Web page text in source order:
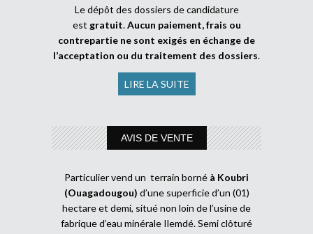
Le dépôt des dossiers de candidature
est gratuit.Aucun paiement, frais ou
contrepartie ne sont exigés en échange de
l’acceptation ou du traitement des dossiers.
LIRE LA SUITE
AVIS DE VENTE
Particulier vend un terrain borné à Koubri
(Ouagadougou) d’une superficie d’un (01)
hectare et demi, situé non loin de l’usine de
fabrique d’eau minérale Ilemdé. Semi clôturé